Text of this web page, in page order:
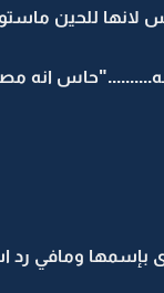
للحين
انه
ومافي رد